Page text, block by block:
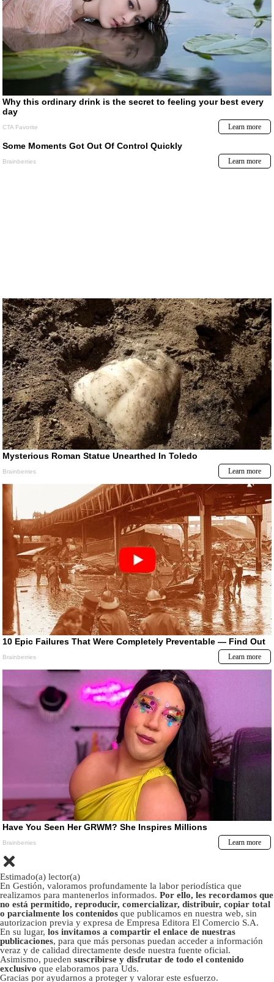
Estimado(a) lector(a)
En Gestión, valoramos profundamente la labor periodística que
realizamos para mantenerlos informados. Por ello, les recordamos que
no está permitido, reproducir, comercializar, distribuir, copiar total
o parcialmente los contenidos que publicamos en nuestra web, sin
autorizacion previa y expresa de Empresa Editora El Comercio S.A.
En su lugar, los invitamos a compartir el enlace de nuestras
publicaciones, para que más personas puedan acceder a información
veraz y de calidad directamente desde nuestra fuente oficial.
Asimismo, pueden suscribirse y disfrutar de todo el contenido
exclusivo que elaboramos para Uds.
Gracias por ayudarnos a proteger y valorar este esfuerzo.